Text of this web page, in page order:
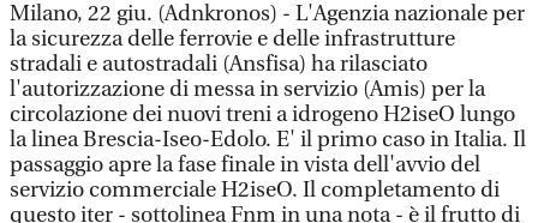
Milano, 22 giu. (Adnkronos) - L'Agenzia nazionale per
la sicurezza delle ferrovie e delle infrastrutture
stradali e autostradali (Ansfisa) ha rilasciato
l'autorizzazione di messa in servizio (Amis) per la
circolazione dei nuovi treni a idrogeno H2iseO lungo
la linea Brescia-Iseo-Edolo. E' il primo caso in Italia. Il
passaggio apre la fase finale in vista dell'avvio del
servizio commerciale H2iseO. Il completamento di
questo iter - sottolinea Fnm in una nota - è il frutto di